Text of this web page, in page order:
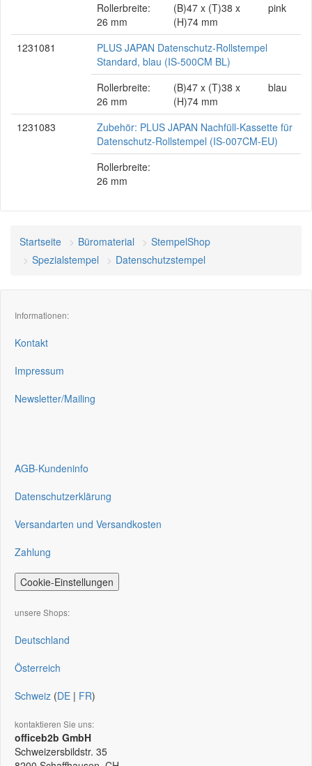
Rollerbreite:
26 mm
(B)47 x (T)38 x
(H)74 mm
pink
1231081
PLUS JAPAN Datenschutz-Rollstempel
Standard, blau (IS-500CM BL)
Rollerbreite:
26 mm
(B)47 x (T)38 x
(H)74 mm
blau
1231083
Zubehör: PLUS JAPAN Nachfüll-Kassette für
Datenschutz-Rollstempel (IS-007CM-EU)
Rollerbreite:
26 mm
Startseite Büromaterial
StempelShop
Spezialstempel
Datenschutzstempel
Informationen:
Kontakt
Impressum
Newsletter/Mailing
AGB-Kundeninfo
Datenschutzerklärung
Versandarten und Versandkosten
Zahlung
Cookie-Einstellungen
unsere Shops:
Deutschland
Österreich
Schweiz (DE | FR)
kontaktieren Sie uns:
officeb2b GmbH
Schweizersbildstr. 35